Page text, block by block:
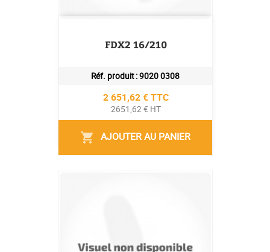
FDX2 16/210
Réf. produit :9020 0308
Prix
2 651,62 € TTC
2651,62 € HT
shopping_cart AJOUTER AU PANIER